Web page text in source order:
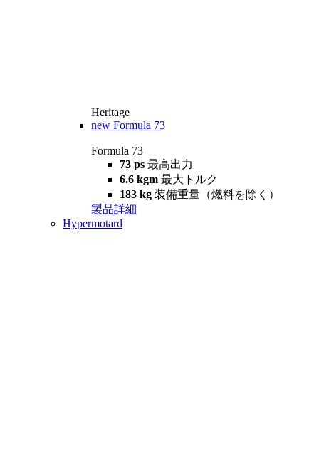
Heritage
new Formula 73
Formula 73
73 ps 最高出力
6.6 kgm 最大トルク
183 kg 装備重量（燃料を除く）
製品詳細
Hypermotard